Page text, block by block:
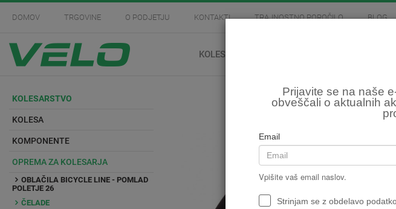
Prijavite se na naše
obveščali o aktualnih
Email
Vpišite vaš email naslov.
Strinjam se z obdelavo
DOMOV TRGOVINE O PODJETJU KONTAKTI TRAJNOSTNO POROČILO BLOG
KOLESARSTVO
KOLESARSTVO
KOLESA
KOMPONENTE
OPREMA ZA KOLESARJA
OBLAČILA BICYCLE LINE - POMLAD
POLETJE 26
ČELADE